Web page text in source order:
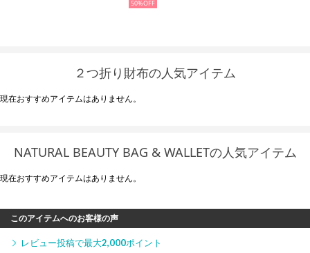
50%
２つ折り財布の人気アイテム
現在おすすめアイテムはありません。
NATURAL BEAUTY BAG & WALLETの人気アイテム
現在おすすめアイテムはありません。
このアイテムへのお客様の声
レビュー投稿で最大2,000ポイント